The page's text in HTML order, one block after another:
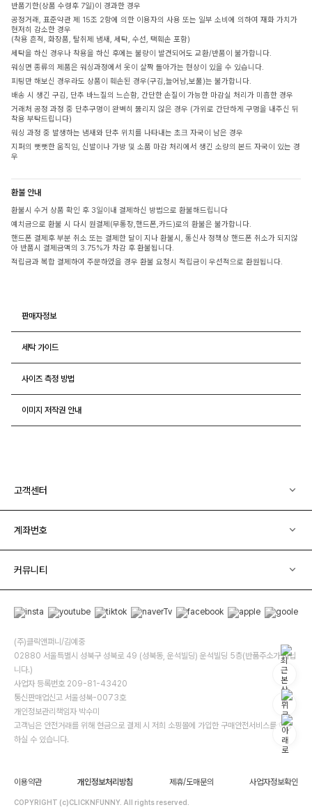
반품기한(상품 수령후 7일)이 경과한 경우
공정거래, 표준약관 제 15조 2항에 의한 이용자의 사용 또는 일부 소비에 의하여 재화 가치가
현저히 감소한 경우
(착용 흔적, 화장품, 탈취제 냄새, 세탁, 수선, 택훼손 포함)
세탁을 하신 경우나 착용을 하신 후에는 불량이 발견되어도 교환/반품이 불가합니다.
워싱면 종류의 제품은 워싱과정에서 옷이 살짝 돌아가는 현상이 있을 수 있습니다.
피팅만 해보신 경우라도 상품이 훼손된 경우(구김,늘어남,보풀)는 불가합니다.
배송 시 생긴 구김, 단추 바느질의 느슨함, 간단한 손질이 가능한 마감실 처리가 미흡한 경우
거래처 공정 과정 중 단추구멍이 완벽히 뚫리지 않은 경우 (가위로 간단하게 구멍을 내주신 뒤
착용 부탁드립니다)
워싱 과정 중 발생하는 냄새와 단추 위치를 나타내는 초크 자국이 남은 경우
지퍼의 뻣뻣한 움직임, 신발이나 가방 및 소품 마감 처리에서 생긴 소량의 본드 자국이 있는 경
우
환불 안내
환불시 수거 상품 확인 후 3일이내 결제하신 방법으로 환불해드립니다
예치금으로 환불 시 다시 원결제(무통장,핸드폰,카드)로의 환불은 불가합니다.
핸드폰 결제후 부분 취소 또는 결제한 달이 지나 환불시, 통신사 정책상 핸드폰 취소가 되지않
아 반품시 결제금액의 3.75%가 차감 후 환불됩니다.
적립금과 복합 결제하여 주문하였을 경우 환불 요청시 적립금이 우선적으로 환원됩니다.
판매자정보
세탁 가이드
사이즈 측정 방법
이미지 저작권 안내
고객센터
계좌번호
커뮤니티
(주)클릭앤퍼니/김예중
02880 서울특별시 성북구 성북로 49 (성북동, 운석빌딩) 운석빌딩 5층(반품주소가 아닙
니다.)
사업자 등록번호 209-81-43420
통신판매업신고 서울성북-0073호
개인정보관리책임자 박수미
고객님은 안전거래를 위해 현금으로 결제 시 저희 소핑몰에 가입한 구매안전서비스를 이용
하실 수 있습니다.
이용약관 개인정보처리방침 제휴/도매문의 사업자정보확인
COPYRIGHT (c)CLICKNFUNNY. All rights reserved.